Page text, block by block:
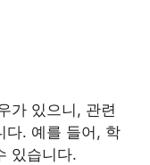
가 있으니, 관련
다. 예를 들어, 학
있습니다.